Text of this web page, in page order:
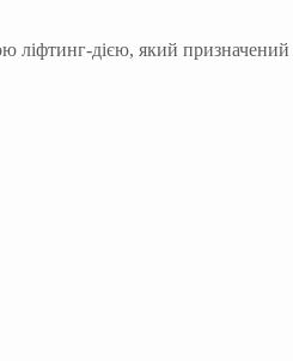
дією, який